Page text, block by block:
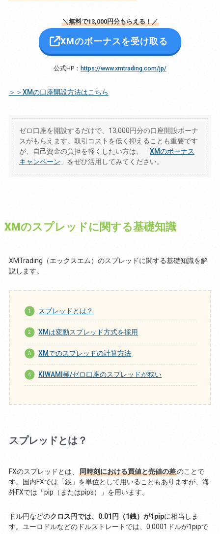
＼無料で13,000円分もらえる！／
XMのボーナスを受け取る
公式HP： https://www.xmtrading.com/jp/
＞＞XMの口座開設方法はこちら
ゼロ口座を開設するだけで、13,000円分の口座開設ボーナ
スがもらえます。取引コストを低く抑えることも重要です
が、自己資金の負担を軽くしたい方は、「 XMのボーナス
キャンペーン 」をぜひ活用してみてください。
XMのスプレッドに関する基礎知識
XMTrading（エックスエム）のスプレッドに関する基礎知識を解
説します。
スプレッドとは？
XMは変動スプレッド方式を採用
XMでのスプレッドの計算方法
KIWAMI極/ゼロ口座のスプレッドが狭い
スプレッドとは？
FXのスプレッドとは、 同時刻における買値と売値の差のことで
す。国内FXでは「銭」を単位として用いることもありますが、海
外FXでは「pip（またはpips）」を用います。
ドル円などのクロス円では、0.01円（1銭）が1pipに相当しま
す。ユーロドルなどのドルストレートでは、0.0001ドルが1pipで